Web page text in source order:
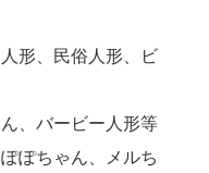
形、民俗人形、ビ
、バービー人形等
ぽちゃん、メルち